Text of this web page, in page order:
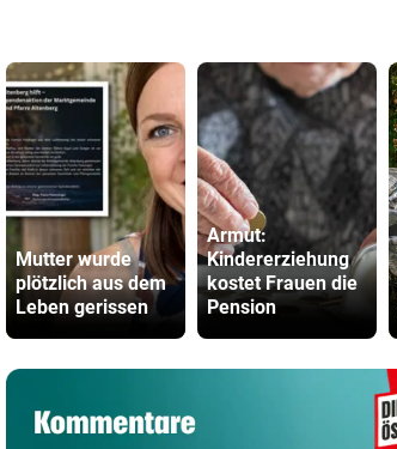
Mutter wurde
plötzlich aus dem
Leben gerissen
Armut:
Kindererziehung
kostet Frauen die
Pension